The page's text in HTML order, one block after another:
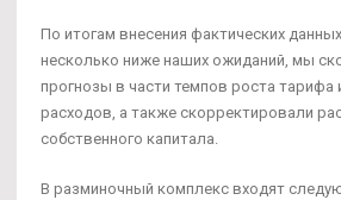
По итогам внесения фактических
несколько ниже наших ожиданий, мы
прогнозы в части темпов роста тарифа
расходов, а также скорректировали
собственного капитала.
В разминочный комплекс входят